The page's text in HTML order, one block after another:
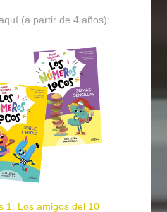
(a partir de 4 años):
1: Los amigos del 10